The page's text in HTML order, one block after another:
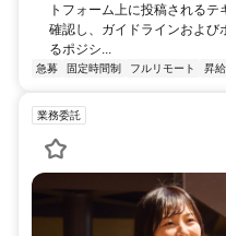
トフォーム上に投稿される
確認し、ガイドラインおよび
るポジシ...
急募 固定時間制 フルリモート 昇
業務委託